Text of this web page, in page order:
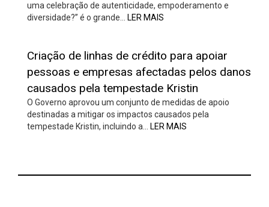
uma celebração de autenticidade, empoderamento e
diversidade?” é o grande…
LER MAIS
Criação de linhas de crédito para apoiar
pessoas e empresas afectadas pelos danos
causados pela tempestade Kristin
O Governo aprovou um conjunto de medidas de apoio
destinadas a mitigar os impactos causados pela
tempestade Kristin, incluindo a…
LER MAIS